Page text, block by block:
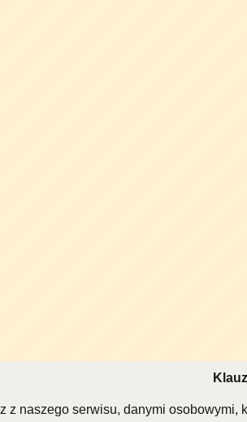
z naszego serwisu, danymi osobowymi,